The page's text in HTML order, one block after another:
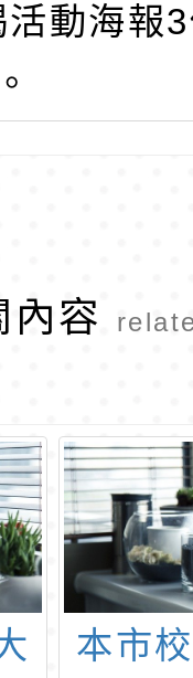
活動海報
內容
本市